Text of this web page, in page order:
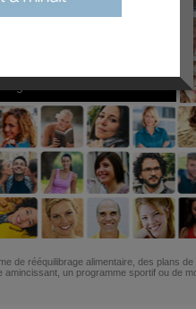
de rééquilibrage alimentaire, des plans
un programme sportif ou de